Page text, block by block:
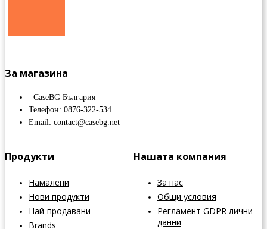
За магазина
CaseBG България
Телефон: 0876-322-534
Email: contact@casebg.net
Продукти
Намалени
Нови продукти
Най-продавани
Brands
Нашата компания
За нас
Общи условия
Регламент GDPR лични
данни